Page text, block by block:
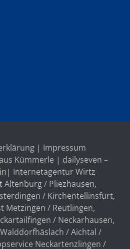
| Impressum
Kümmerle | dailyseven –
| Internetagentur Wirtz
Altenburg / Pliezhausen,
/ Kirchentellinsfurt,
Metzingen / Reutlingen,
/ Neckarhausen,
/ Aichtal /
Neckartenzlingen /